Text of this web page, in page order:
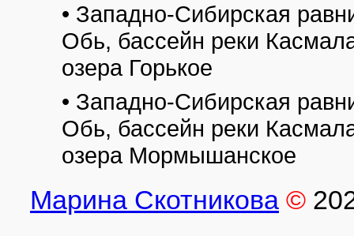
• Западно-Сибирская
Обь, бассейн реки
озера Горькое
• Западно-Сибирская
Обь, бассейн реки
озера Мормышанское
Марина Скотникова ©